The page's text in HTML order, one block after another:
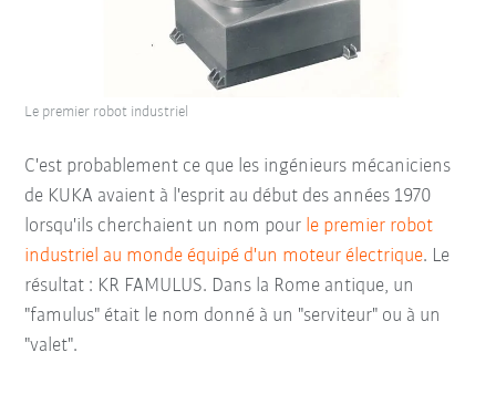
C'est probablement ce que les ingénieurs mécaniciens
de KUKA avaient à l'esprit au début des années 1970
lorsqu'ils cherchaient un nom pour le premier robot
industriel au monde équipé d'un moteur électrique. Le
résultat : KR FAMULUS. Dans la Rome antique, un
"famulus" était le nom donné à un "serviteur" ou à un
"valet".
Le premier robot industriel